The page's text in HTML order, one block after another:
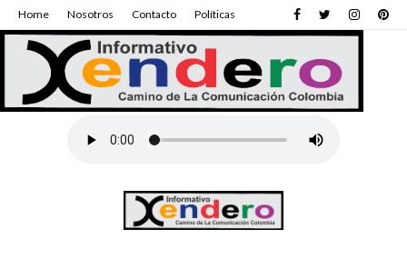
Home Nosotros Contacto Políticas